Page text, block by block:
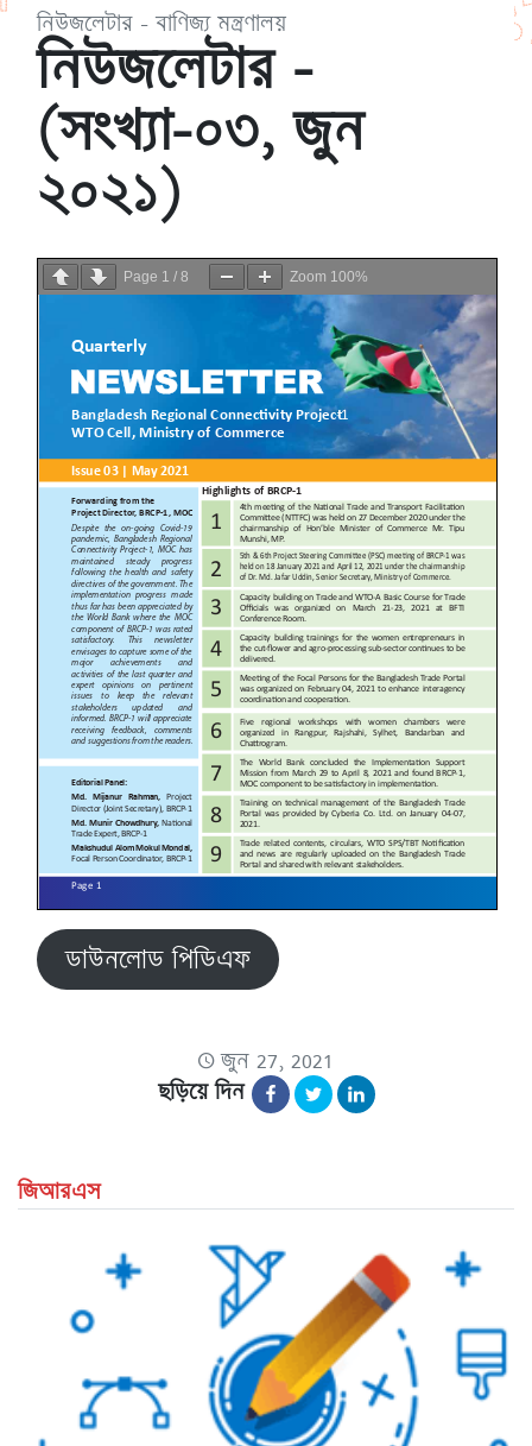
নিউজলেটার – বাণিজ্য মন্ত্রণালয়
নিউজলেটার –
(সংখ্যা-০৩, জুন
২০২১)
Page 1 / 8 Zoom 100%
ডাউনলোড পিডিএফ
জুন 27, 2021
ছড়িয়ে দিন
জিআরএস